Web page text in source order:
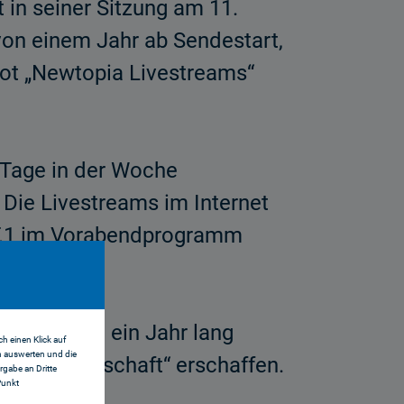
einen Klick auf
auswerten und die
an Dritte
seiner Sitzung am 11.
einem Jahr ab Sendestart,
„Newtopia Livestreams“
in der Woche
Livestreams im Internet
im Vorabendprogramm
ein Jahr lang
Gesellschaft“ erschaffen.